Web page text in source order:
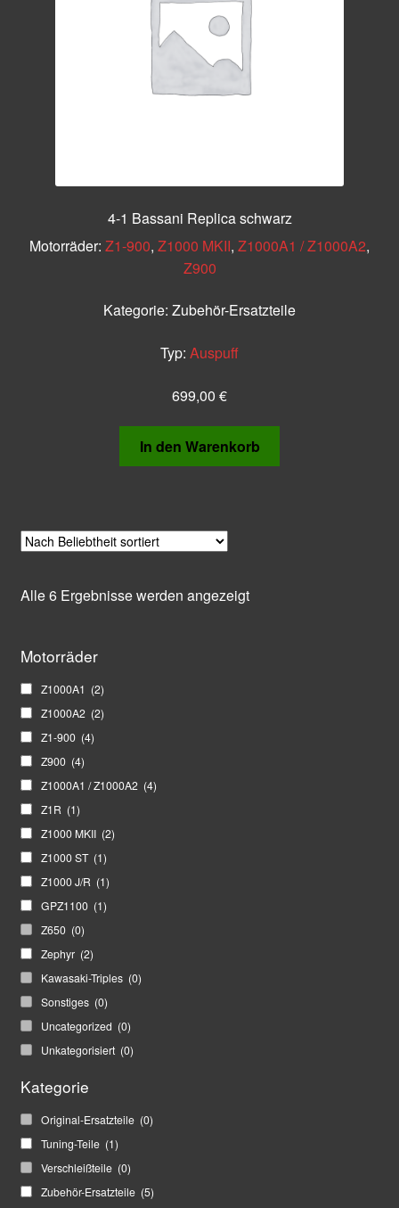
4-1 Bassani Replica schwarz
Motorräder: Z1-900, Z1000 MKII, Z1000A1 / Z1000A2,
Z900
Kategorie: Zubehör-Ersatzteile
Typ: Auspuff
699,00 €
In den Warenkorb
Alle 6 Ergebnisse werden angezeigtNach
Motorräder
Z1000A1 (2)
Z1000A2 (2)
Z1-900 (4)
Z900 (4)
Z1000A1 / Z1000A2 (4)
Z1R (1)
Z1000 MKII (2)
Z1000 ST (1)
Z1000 J/R (1)
GPZ1100 (1)
Z650 (0)
Zephyr (2)
Kawasaki-Triples (0)
Sonstiges (0)
Uncategorized (0)
Unkategorisiert (0)
Kategorie
Original-Ersatzteile (0)
Tuning-Teile (1)
Verschleißteile (0)
Zubehör-Ersatzteile (5)